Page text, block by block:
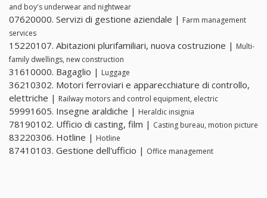
and boy's underwear and nightwear
07620000. Servizi di gestione aziendale | Farm management
services
15220107. Abitazioni plurifamiliari, nuova costruzione | Multi-
family dwellings, new construction
31610000. Bagaglio | Luggage
36210302. Motori ferroviari e apparecchiature di controllo,
elettriche | Railway motors and control equipment, electric
59991605. Insegne araldiche | Heraldic insignia
78190102. Ufficio di casting, film | Casting bureau, motion picture
83220306. Hotline | Hotline
87410103. Gestione dell'ufficio | Office management